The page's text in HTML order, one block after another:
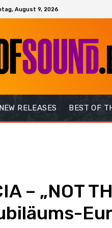
August 9, 2026
NEW RELEASES BEST OF
– „NOT